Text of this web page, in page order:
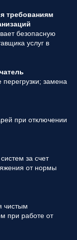
требованиям
безопасную
услуг в
замена
при отключении
за счет
от нормы
чистым
при работе от